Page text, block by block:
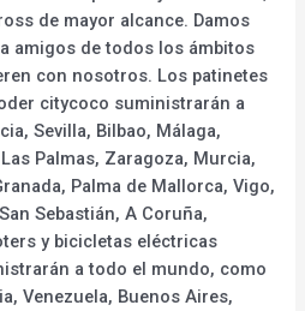
de mayor alcance. Damos
amigos de todos los ámbitos
con nosotros. Los patinetes
citycoco suministrarán a
Sevilla, Bilbao, Málaga,
Palmas, Zaragoza, Murcia,
Palma de Mallorca, Vigo,
Sebastián, A Coruña,
y bicicletas eléctricas
a todo el mundo, como
Venezuela, Buenos Aires,